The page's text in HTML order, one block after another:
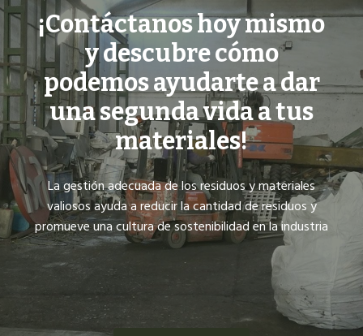
¡Contáctanos hoy mismo
y descubre cómo
podemos ayudarte a dar
una segunda vida a tus
materiales!
La gestión adecuada de los residuos y materiales
valiosos ayuda a reducir la cantidad de residuos y
promueve una cultura de sostenibilidad en la industria